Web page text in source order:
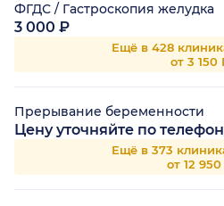
ФГДС / Гастроскопия желудка
3 000 ₽
Ещё в 428
от 3 150
Прерывание беременности
Цену уточняйте по
Ещё в 373
от 12